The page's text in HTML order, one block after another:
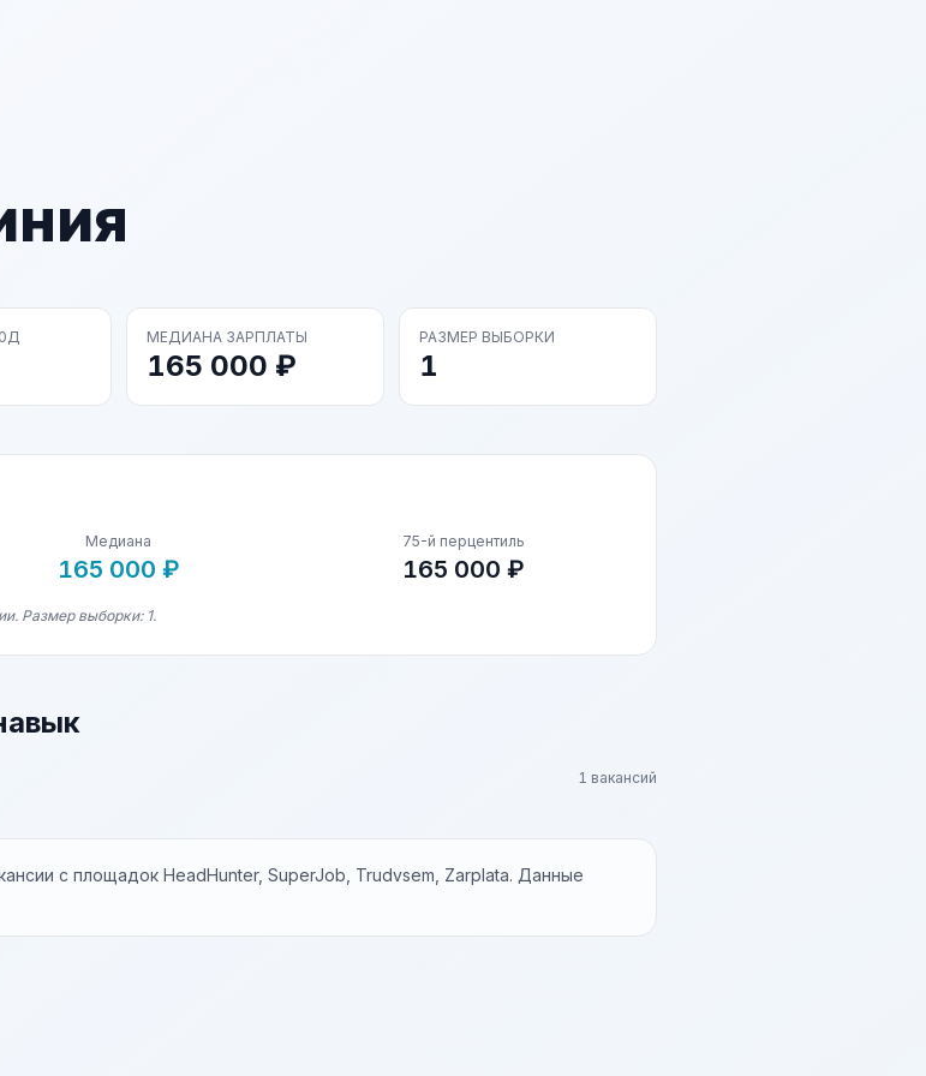
МЕДИАНА ЗАРПЛАТЫ
165 000 ₽
РАЗМЕР ВЫБОРКИ
1
Медиана
165 000 ₽
75-й перцентиль
165 000 ₽
Размер выборки: 1.
1 вакансий
с площадок HeadHunter, SuperJob, Trudvsem, Zarplata. Данные